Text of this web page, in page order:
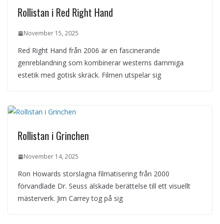
Rollistan i Red Right Hand
November 15, 2025
Red Right Hand från 2006 är en fascinerande
genreblandning som kombinerar westerns dammiga
estetik med gotisk skräck. Filmen utspelar sig
Rollistan i Grinchen
November 14, 2025
Ron Howards storslagna filmatisering från 2000
förvandlade Dr. Seuss älskade berättelse till ett visuellt
mästerverk. Jim Carrey tog på sig